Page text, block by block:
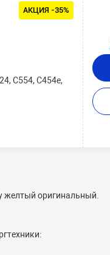
АКЦИЯ -35%
C554, C454e,
желтый оригинальный.